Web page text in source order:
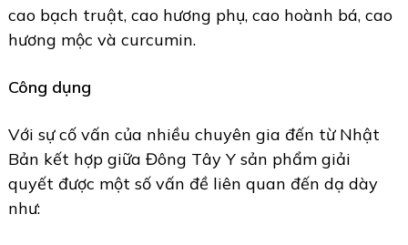
cao bạch truật, cao hương phụ, cao hoành bá, cao
hương mộc và curcumin.
Công dụng
Với sự cố vấn của nhiều chuyên gia đến từ Nhật
Bản kết hợp giữa Đông Tây Y sản phẩm giải
quyết được một số vấn đề liên quan đến dạ dày
như: